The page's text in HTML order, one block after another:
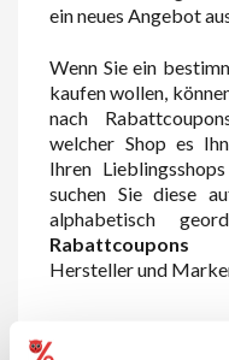
ein neues Angebot
Wenn Sie ein
kaufen wollen,
nach
welcher Shop es
Ihren
suchen Sie diese
alphabetisch
Rabattcoupons
Hersteller und